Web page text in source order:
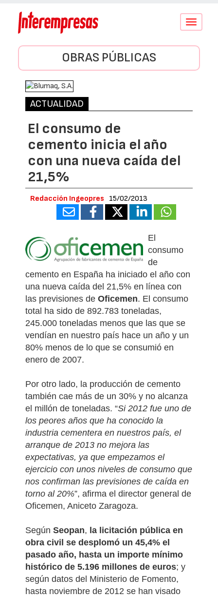
Conmutar
OBRAS PÚBLICAS
ACTUALIDAD
El consumo de
cemento inicia el año
con una nueva caída del
21,5%
Redacción Ingeopres 15/02/2013
El
consumo
de
cemento en España ha iniciado el año con
una nueva caída del 21,5% en línea con
las previsiones deOficemen. El consumo
total ha sido de 892.783 toneladas,
245.000 toneladas menos que las que se
vendían en nuestro país hace un año y un
80% menos de lo que se consumió en
enero de 2007.
Por otro lado, la producción de cemento
también cae más de un 30% y no alcanza
el millón de toneladas. “Si 2012 fue uno de
los peores años que ha conocido la
industria cementera en nuestros país, el
arranque de 2013 no mejora las
expectativas, ya que empezamos el
ejercicio con unos niveles de consumo que
nos confirman las previsiones de caída en
torno al 20%”, afirma el director general de
Oficemen, Aniceto Zaragoza.
SegúnSeopan, la licitación pública en
obra civil se desplomó un 45,4% el
pasado año, hasta un importe mínimo
histórico de 5.196 millones de euros; y
según datos del Ministerio de Fomento,
hasta noviembre de 2012 se han visado